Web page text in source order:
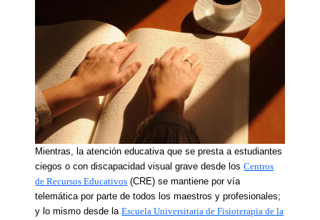
Mientras, la atención educativa que se presta a estudiantes
ciegos o con discapacidad visual grave desde losCentros
de Recursos Educativos (CRE) se mantiene por vía
telemática por parte de todos los maestros y profesionales;
y lo mismo desde laEscuela Universitaria de Fisioterapia de la